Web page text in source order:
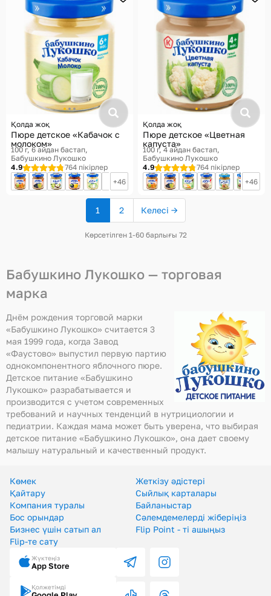
Қолда жоқ
Пюре детское «Кабачок с
молоком»
100 г, 6 айдан бастап
Бабушкино Лукошко
4.9
764 пікірлер
46
Қолда жоқ
Пюре детское «Цветная
капуста»
100 г, 4 айдан бастап
Бабушкино Лукошко
4.9
764 пікірлер
46
1(ағымдағы
2 Келесі →
Көрсетілген 1-60 барлығы 72
Бабушкино Лукошко — торговая
марка
Днём рождения торговой марки
«Бабушкино Лукошко» считается 3
мая 1999 года, когда Завод
«Фаустово» выпустил первую партию
однокомпонентного яблочного пюре.
Детское питание «Бабушкино
Лукошко» разрабатывается и
производится с учетом современных
требований и научных тенденций в нутрициологии и
педиатрии. Каждая мама может быть уверена, что выбирая
детское питание «Бабушкино Лукошко», она дает своему
малышу натуральный и качественный продукт.
Көмек
Жеткізу әдістері
Қайтару
Сыйлық карталары
Компания туралы
Байланыстар
Бос орындар
Сәлемдемелерді жіберіңіз
Бизнес үшін сатып ал
Flip Point - ті ашыңыз
Flip-те сату
Жүктеңіз
App Store
Қолжетімді